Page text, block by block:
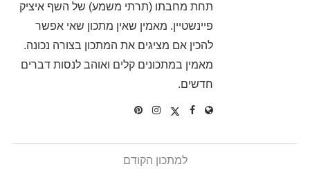
תחת מחבתו (תרתי משמע) של השף איציק
פיינשטיין. מאמין שאין מתכון שאי אפשר
להכין אם מציגים את המתכון בצורה נכונה.
מאמין במתכונים קלים ואוהב לנסות דברים
חדשים.
למתכון הקודם